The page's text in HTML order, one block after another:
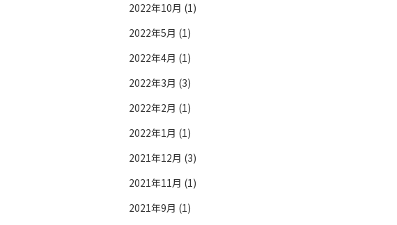
2022年10月 (1)
2022年5月 (1)
2022年4月 (1)
2022年3月 (3)
2022年2月 (1)
2022年1月 (1)
2021年12月 (3)
2021年11月 (1)
2021年9月 (1)